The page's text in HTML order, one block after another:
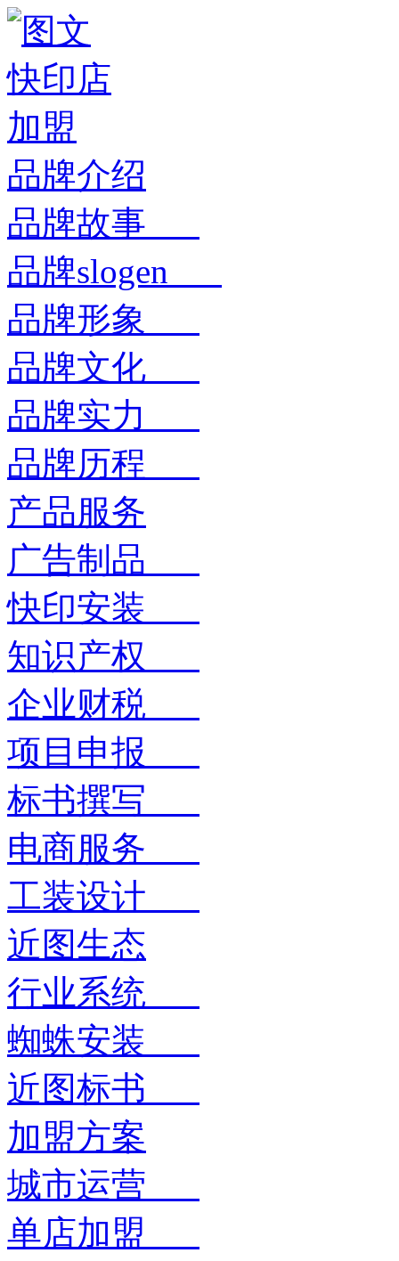
品牌介绍
品牌故事
品牌slogen
品牌形象
品牌文化
品牌实力
品牌历程
产品服务
广告制品
快印安装
知识产权
企业财税
项目申报
标书撰写
电商服务
工装设计
近图生态
行业系统
蜘蛛安装
近图标书
加盟方案
城市运营
单店加盟